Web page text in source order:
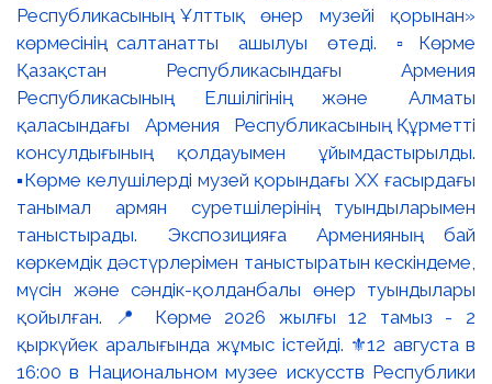
Республикасының Ұлттық өнер музейі қорынан»
көрмесінің салтанатты ашылуы өтеді. ▫️Көрме
Қазақстан Республикасындағы Армения
Республикасының Елшілігінің және Алматы
қаласындағы Армения Республикасының Құрметті
консулдығының қолдауымен ұйымдастырылды.
▪️Көрме келушілерді музей қорындағы ХХ ғасырдағы
танымал армян суретшілерінің туындыларымен
таныстырады. Экспозицияға Арменияның бай
көркемдік дәстүрлерімен таныстыратын кескіндеме,
мүсін және сәндік-қолданбалы өнер туындылары
қойылған. 📍 Көрме 2026 жылғы 12 тамыз - 2
қыркүйек аралығында жұмыс істейді. ⚜️12 августа в
16:00 в Национальном музее искусств Республики